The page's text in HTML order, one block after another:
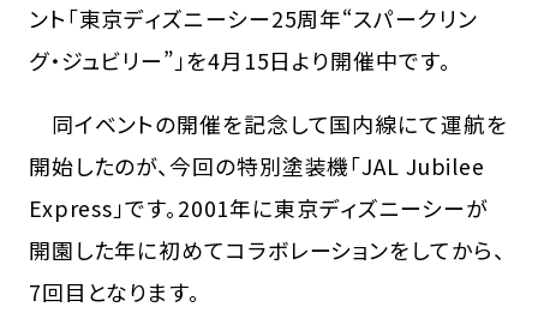
ント「東京ディズニーシー25周年“スパークリン
グ・ジュビリー”」を4月15日より開催中です。
同イベントの開催を記念して国内線にて運航を
開始したのが、今回の特別塗装機「JAL Jubilee
Express」です。2001年に東京ディズニーシーが
開園した年に初めてコラボレーションをしてから、
7回目となります。